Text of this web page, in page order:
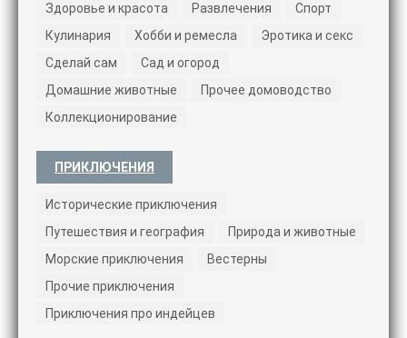
Здоровье и красота Развлечения
Спорт
Кулинария
Хобби и ремесла
Эротика и секс
Сделай сам
Сад и огород
Домашние животные
Прочее домоводство
Коллекционирование
ПРИКЛЮЧЕНИЯ
Исторические приключения
Путешествия и география
Природа и животные
Морские приключения
Вестерны
Прочие приключения
Приключения про индейцев